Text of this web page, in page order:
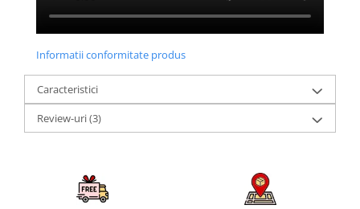
Informatii conformitate produs
Caracteristici
Review-uri(3)